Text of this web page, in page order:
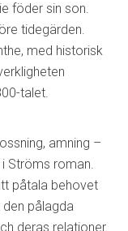
föder sin son.
tidegärden.
med historisk
talet.
amning –
Ströms roman.
påtala behovet
den pålagda
deras relationer.